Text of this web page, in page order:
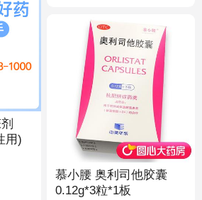
用)
慕小腰 奥利司他胶囊
0.12g*3粒*1板